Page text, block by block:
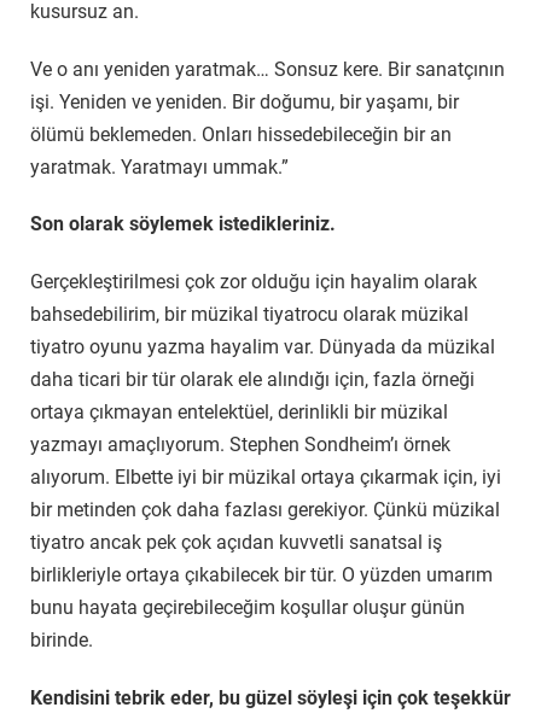
kusursuz an.
Ve o anı yeniden yaratmak… Sonsuz kere. Bir sanatçının
işi. Yeniden ve yeniden. Bir doğumu, bir yaşamı, bir
ölümü beklemeden. Onları hissedebileceğin bir an
yaratmak. Yaratmayı ummak.”
Son olarak söylemek istedikleriniz.
Gerçekleştirilmesi çok zor olduğu için hayalim olarak
bahsedebilirim, bir müzikal tiyatrocu olarak müzikal
tiyatro oyunu yazma hayalim var. Dünyada da müzikal
daha ticari bir tür olarak ele alındığı için, fazla örneği
ortaya çıkmayan entelektüel, derinlikli bir müzikal
yazmayı amaçlıyorum. Stephen Sondheim’ı örnek
alıyorum. Elbette iyi bir müzikal ortaya çıkarmak için, iyi
bir metinden çok daha fazlası gerekiyor. Çünkü müzikal
tiyatro ancak pek çok açıdan kuvvetli sanatsal iş
birlikleriyle ortaya çıkabilecek bir tür. O yüzden umarım
bunu hayata geçirebileceğim koşullar oluşur günün
birinde.
Kendisini tebrik eder, bu güzel söyleşi için çok teşekkür